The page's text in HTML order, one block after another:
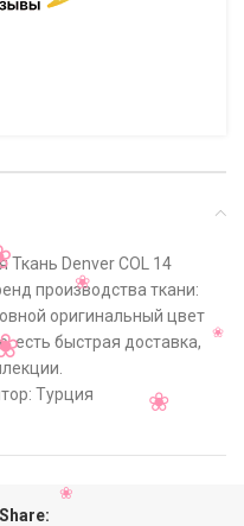
Ткань Denver COL 14
производства ткани:
оригинальный цвет
есть быстрая доставка,
Турция
Share: